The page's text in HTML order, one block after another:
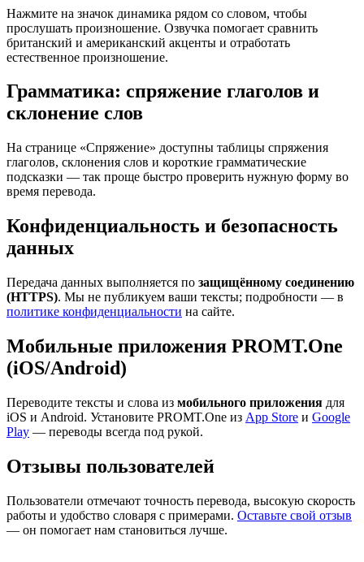
Нажмите на значок динамика рядом со словом, чтобы
прослушать произношение. Озвучка помогает сравнить
британский и американский акценты и отработать
естественное произношение.
Грамматика: спряжение глаголов и
склонение слов
На странице «Спряжение» доступны таблицы спряжения
глаголов, склонения слов и короткие грамматические
подсказки — так проще быстро проверить нужную форму во
время перевода.
Конфиденциальность и безопасность
данных
Передача данных выполняется по защищённому соединению
(HTTPS). Мы не публикуем ваши тексты; подробности — в
политике конфиденциальности на сайте.
Мобильные приложения PROMT.One
(iOS/Android)
Переводите тексты и слова из мобильного приложения для
iOS и Android. Установите PROMT.One из App Store и Google
Play — переводы всегда под рукой.
Отзывы пользователей
Пользователи отмечают точность перевода, высокую скорость
работы и удобство словаря с примерами. Оставьте свой отзыв
— он помогает нам становиться лучше.